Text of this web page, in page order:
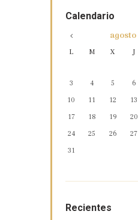
Calendario
agosto
L M X J
3
4 5 6
10
11 12 13
17
18 19 20
24
25 26 27
31
Recientes